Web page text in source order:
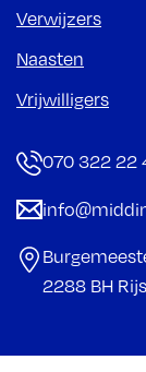
Verwijzers
Naasten
Vrijwilligers
070 322 22
2288 BH